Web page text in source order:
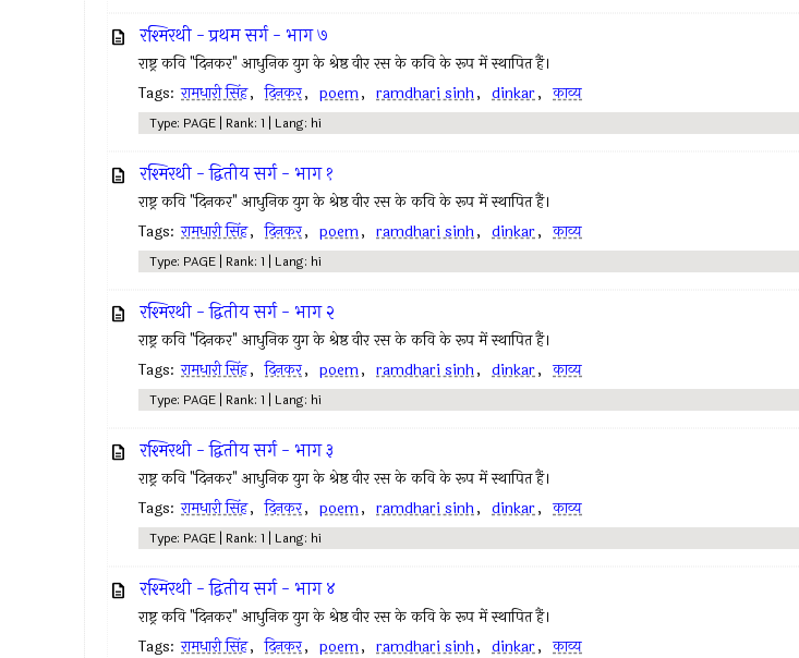
रश्मिरथी - प्रथम सर्ग - भाग ७
राष्ट्र कवि "दिनकर" आधुनिक युग के श्रेष्ठ वीर रस के कवि के रूप में स्थापित हैं।
Tags: रामधारी सिंह, दिनकर, poem, ramdhari sinh, dinkar, काव्य
Type: PAGE | Rank: 1 | Lang: hi
रश्मिरथी - द्वितीय सर्ग - भाग १
राष्ट्र कवि "दिनकर" आधुनिक युग के श्रेष्ठ वीर रस के कवि के रूप में स्थापित हैं।
Tags: रामधारी सिंह, दिनकर, poem, ramdhari sinh, dinkar, काव्य
Type: PAGE | Rank: 1 | Lang: hi
रश्मिरथी - द्वितीय सर्ग - भाग २
राष्ट्र कवि "दिनकर" आधुनिक युग के श्रेष्ठ वीर रस के कवि के रूप में स्थापित हैं।
Tags: रामधारी सिंह, दिनकर, poem, ramdhari sinh, dinkar, काव्य
Type: PAGE | Rank: 1 | Lang: hi
रश्मिरथी - द्वितीय सर्ग - भाग ३
राष्ट्र कवि "दिनकर" आधुनिक युग के श्रेष्ठ वीर रस के कवि के रूप में स्थापित हैं।
Tags: रामधारी सिंह, दिनकर, poem, ramdhari sinh, dinkar, काव्य
Type: PAGE | Rank: 1 | Lang: hi
रश्मिरथी - द्वितीय सर्ग - भाग ४
राष्ट्र कवि "दिनकर" आधुनिक युग के श्रेष्ठ वीर रस के कवि के रूप में स्थापित हैं।
Tags: रामधारी सिंह, दिनकर, poem, ramdhari sinh, dinkar, काव्य